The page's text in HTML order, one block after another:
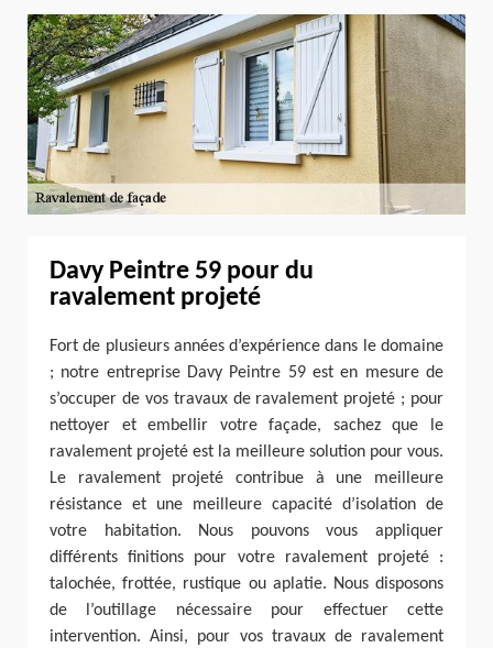
Davy Peintre 59 pour du
ravalement projeté
Fort de plusieurs années d’expérience dans le domaine
; notre entreprise Davy Peintre 59 est en mesure de
s’occuper de vos travaux de ravalement projeté ; pour
nettoyer et embellir votre façade, sachez que le
ravalement projeté est la meilleure solution pour vous.
Le ravalement projeté contribue à une meilleure
résistance et une meilleure capacité d’isolation de
votre habitation. Nous pouvons vous appliquer
différents finitions pour votre ravalement projeté :
talochée, frottée, rustique ou aplatie. Nous disposons
de l’outillage nécessaire pour effectuer cette
intervention. Ainsi, pour vos travaux de ravalement